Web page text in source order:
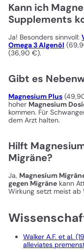
Kann ich
Supplements
Ja! Besonders sinnvoll:
Omega 3 Algenöl
(36,90 €).
Gibt es
Magnesium Plus
hoher Magnesium
kommen. Für
dem Arzt halten.
Hilft
Migräne?
Ja, Magnesium
gegen Migräne kann
Wirkung setzt meist ab
Walker A.F. et al.
alleviates